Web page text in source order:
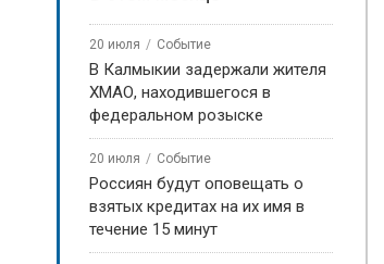
20 июля Событие
В Калмыкии задержали жителя
ХМАО, находившегося в
федеральном розыске
20 июля Событие
Россиян будут оповещать о
взятых кредитах на их имя в
течение 15 минут